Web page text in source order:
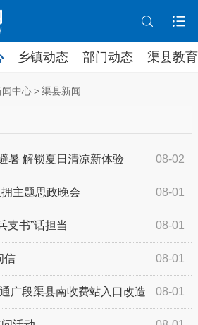
乡镇动态 部门动态 渠县教育
闻中心 > 渠县新闻
08-02
暑 解锁夏日清凉新体验
08-01
主题思政晚会
08-01
支书”话担当
08-01
信
08-01
广段渠县南收费站入口改造